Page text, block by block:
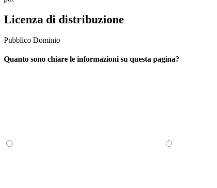
Licenza di distribuzione
Pubblico Dominio
Quanto sono chiare le informazioni su questa pagina?